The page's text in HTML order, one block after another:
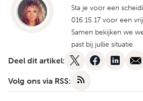
Sta je voor een
016 15 17 voor een
Samen bekijken we
past bij jullie situatie.
Deel dit artikel:
Volg ons via RSS: